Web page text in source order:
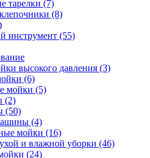
тарелки (7)
(8)
инструмент (55)
высокого давления (3)
(6)
мойки (5)
(2)
(50)
(4)
мойки (16)
и влажной уборки (46)
(24)